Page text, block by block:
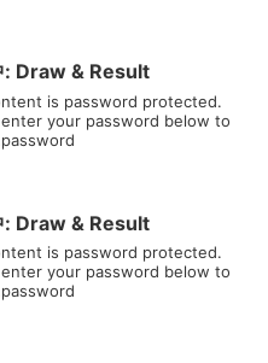
: Draw & Result
is password protected.
enter your password below to
: Draw & Result
is password protected.
enter your password below to